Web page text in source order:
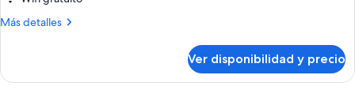
triple
Más detalles
Más
triple
Ver disponibilidad y precio